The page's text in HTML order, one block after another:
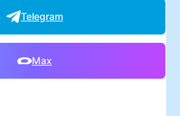
Telegram
Max